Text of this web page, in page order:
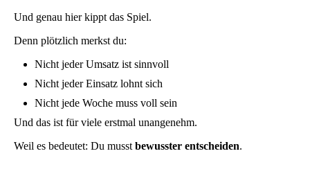
Und genau hier kippt das Spiel.
Denn plötzlich merkst du:
Nicht jeder Umsatz ist sinnvoll
Nicht jeder Einsatz lohnt sich
Nicht jede Woche muss voll sein
Und das ist für viele erstmal unangenehm.
Weil es bedeutet: Du musst bewusster entscheiden.